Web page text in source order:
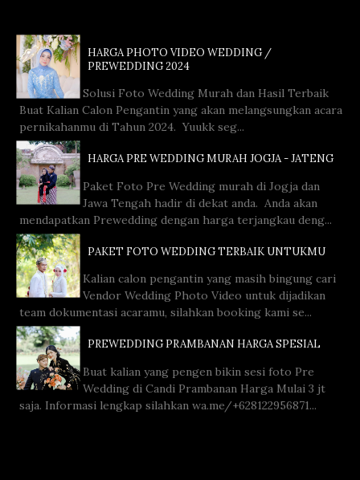
HARGA PHOTO VIDEO WEDDING /
PREWEDDING 2024
Solusi Foto Wedding Murah dan Hasil Terbaik
Buat Kalian Calon Pengantin yang akan melangsungkan acara
pernikahanmu di Tahun 2024. Yuukk seg...
HARGA PRE WEDDING MURAH JOGJA - JATENG
Paket Foto Pre Wedding murah di Jogja dan
Jawa Tengah hadir di dekat anda. Anda akan
mendapatkan Prewedding dengan harga terjangkau deng...
PAKET FOTO WEDDING TERBAIK UNTUKMU
Kalian calon pengantin yang masih bingung cari
Vendor Wedding Photo Video untuk dijadikan
team dokumentasi acaramu, silahkan booking kami se...
PREWEDDING PRAMBANAN HARGA SPESIAL
Buat kalian yang pengen bikin sesi foto Pre
Wedding di Candi Prambanan Harga Mulai 3 jt
saja. Informasi lengkap silahkan wa.me/+628122956871...